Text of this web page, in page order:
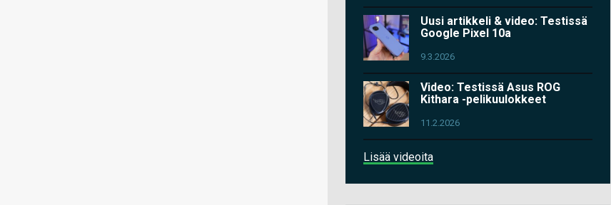
Uusi artikkeli & video: Testissä
Google Pixel 10a
9.3.2026
Video: Testissä Asus ROG
Kithara -pelikuulokkeet
11.2.2026
Lisää videoita